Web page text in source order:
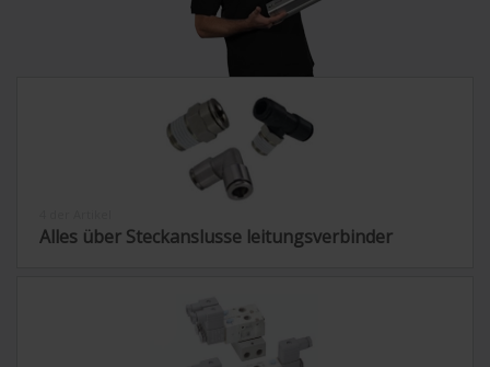
Alles über Steckanslusse leitungsverbinder